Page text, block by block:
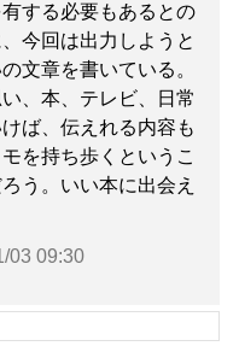
する必要もあるとの
今回は出力しようと
文章を書いている。
、本、テレビ、日常
ば、伝えれる内容も
を持ち歩くというこ
う。いい本に出会え
03 09:30